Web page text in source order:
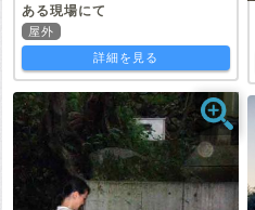
ある現場にて
屋外
詳細を見る